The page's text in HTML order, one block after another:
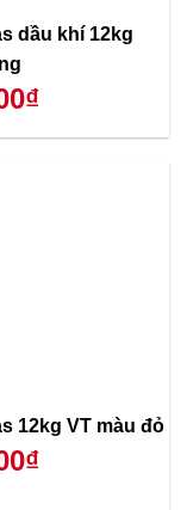
dầu khí 12kg
12kg VT màu đỏ